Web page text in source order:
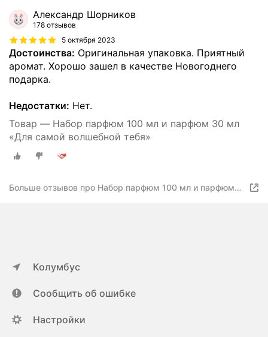
Александр Шорников
178 отзывов
5 октября 2023
Достоинства: Оригинальная упаковка. Приятный
аромат. Хорошо зашел в качестве Новогоднего
подарка.
Недостатки: Нет.
Товар — Набор парфюм 100 мл и парфюм 30 мл
«Для самой волшебной тебя»
Больше отзывов про Набор парфюм 100 мл и парфюм
Колумбус
Сообщить об ошибке
Настройки